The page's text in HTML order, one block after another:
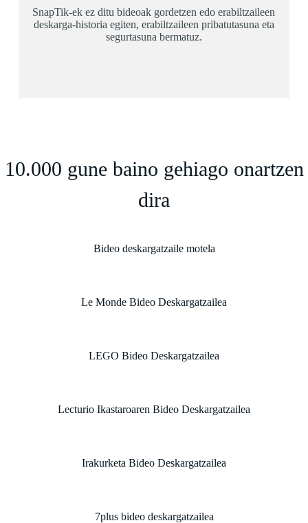
SnapTik-ek ez ditu bideoak gordetzen edo erabiltzaileen
deskarga-historia egiten, erabiltzaileen pribatutasuna eta
segurtasuna bermatuz.
10.000 gune baino gehiago onartzen
dira
Bideo deskargatzaile motela
Le Monde Bideo Deskargatzailea
LEGO Bideo Deskargatzailea
Lecturio Ikastaroaren Bideo Deskargatzailea
Irakurketa Bideo Deskargatzailea
7plus bideo deskargatzailea